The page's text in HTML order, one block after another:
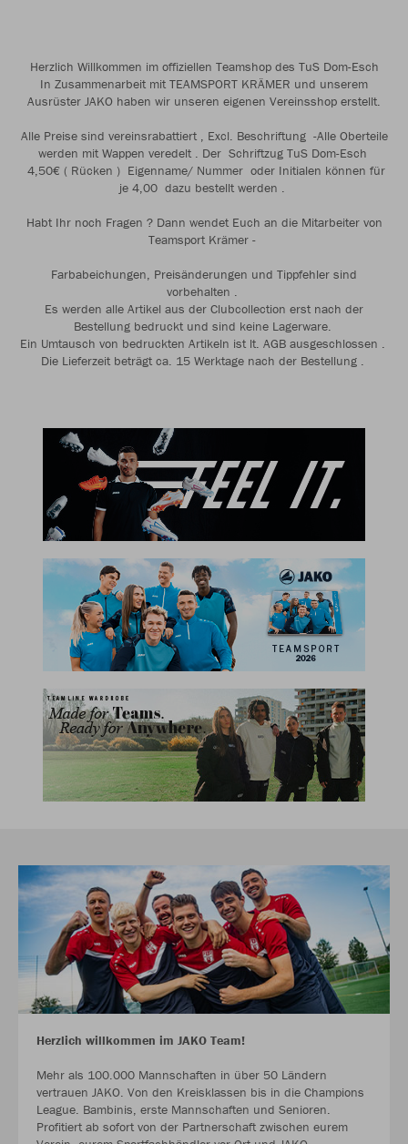
Herzlich Willkommen im offiziellen Teamshop des TuS Dom-Esch
In Zusammenarbeit mit TEAMSPORT KRÄMER und unserem
Ausrüster JAKO haben wir unseren eigenen Vereinsshop erstellt.
Alle Preise sind vereinsrabattiert , Excl. Beschriftung -Alle Oberteile
werden mit Wappen veredelt . Der Schriftzug TuS Dom-Esch
4,50€ ( Rücken ) Eigenname/ Nummer oder Initialen können für
je 4,00 dazu bestellt werden .
Habt Ihr noch Fragen ? Dann wendet Euch an die Mitarbeiter von
Teamsport Krämer -
Farbabeichungen, Preisänderungen und Tippfehler sind
vorbehalten .
Es werden alle Artikel aus der Clubcollection erst nach der
Bestellung bedruckt und sind keine Lagerware.
Ein Umtausch von bedruckten Artikeln ist lt. AGB ausgeschlossen .
Die Lieferzeit beträgt ca. 15 Werktage nach der Bestellung .
Herzlich willkommen im JAKO Team!
Mehr als 100.000 Mannschaften in über 50 Ländern
vertrauen JAKO. Von den Kreisklassen bis in die Champions
League. Bambinis, erste Mannschaften und Senioren.
Profitiert ab sofort von der Partnerschaft zwischen eurem